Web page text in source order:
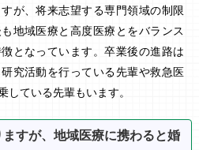
が、将来志望する専門領域の制限
地域医療と高度医療とをバランス
となっています。卒業後の進路は
究活動を行っている先輩や救急医
している先輩もいます。
すが、地域医療に携わると婚